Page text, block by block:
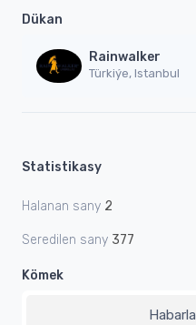
Dükan
Rainwalker
Türkiýe, Istanbul
Statistikasy
Halanan sany 2
Seredilen sany 377
Kömek